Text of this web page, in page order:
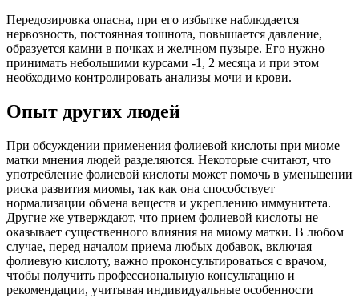
Передозировка опасна, при его избытке наблюдается
нервозность, постоянная тошнота, повышается давление,
образуется камни в почках и желчном пузыре. Его нужно
принимать небольшими курсами -1, 2 месяца и при этом
необходимо контролировать анализы мочи и крови.
Опыт других людей
При обсуждении применения фолиевой кислоты при миоме
матки мнения людей разделяются. Некоторые считают, что
употребление фолиевой кислоты может помочь в уменьшении
риска развития миомы, так как она способствует
нормализации обмена веществ и укреплению иммунитета.
Другие же утверждают, что прием фолиевой кислоты не
оказывает существенного влияния на миому матки. В любом
случае, перед началом приема любых добавок, включая
фолиевую кислоту, важно проконсультироваться с врачом,
чтобы получить профессиональную консультацию и
рекомендации, учитывая индивидуальные особенности